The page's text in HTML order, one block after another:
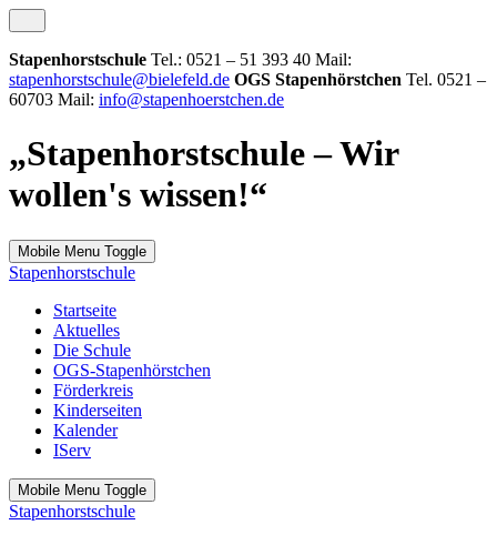
Stapenhorstschule Tel.: 0521 – 51 393 40 Mail:
stapenhorstschule@bielefeld.de OGS Stapenhörstchen Tel. 0521 –
60703 Mail: info@stapenhoerstchen.de
„Stapenhorstschule – Wir
wollen's wissen!“
Mobile Menu Toggle
Stapenhorstschule
Startseite
Aktuelles
Die Schule
OGS-Stapenhörstchen
Förderkreis
Kinderseiten
Kalender
IServ
Mobile Menu Toggle
Stapenhorstschule